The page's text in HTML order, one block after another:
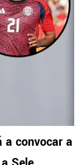
a convocar a